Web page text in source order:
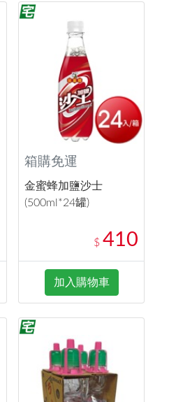
箱購免運
金蜜蜂加鹽沙士
(500ml*24罐)
$ 410
加入購物車